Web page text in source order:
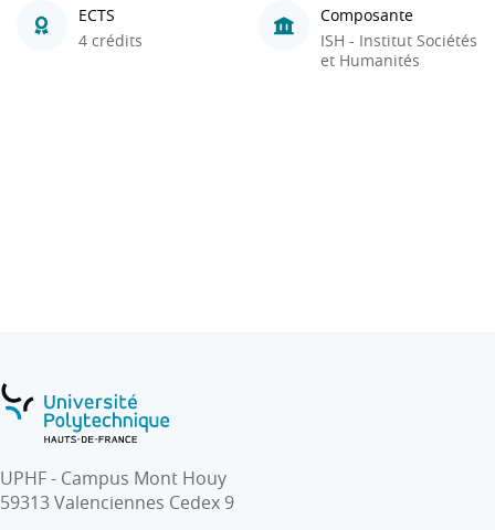
ECTS
4 crédits
Composante
ISH - Institut Sociétés
et Humanités
UPHF - Campus Mont Houy
59313 Valenciennes Cedex 9